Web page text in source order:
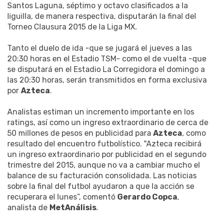
Santos Laguna, séptimo y octavo clasificados a la
liguilla, de manera respectiva, disputarán la final del
Torneo Clausura 2015 de la Liga MX.
Tanto el duelo de ida -que se jugará el jueves a las
20:30 horas en el Estadio TSM- como el de vuelta -que
se disputará en el Estadio La Corregidora el domingo a
las 20:30 horas, serán transmitidos en forma exclusiva
por Azteca.
Analistas estiman un incremento importante en los
ratings, así como un ingreso extraordinario de cerca de
50 millones de pesos en publicidad para Azteca, como
resultado del encuentro futbolístico. "Azteca recibirá
un ingreso extraordinario por publicidad en el segundo
trimestre del 2015, aunque no va a cambiar mucho el
balance de su facturación consolidada. Las noticias
sobre la final del futbol ayudaron a que la acción se
recuperara el lunes”, comentó Gerardo Copca,
analista de MetAnálisis.